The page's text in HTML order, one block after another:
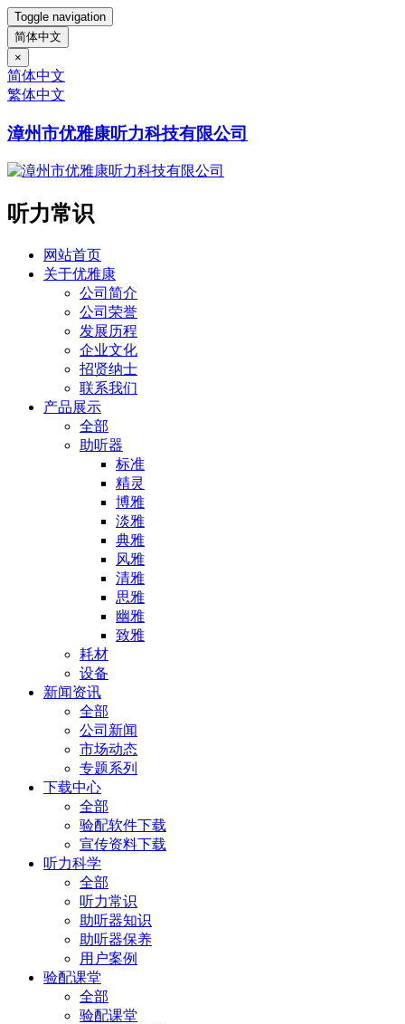
Toggle navigation
简体中文
×
简体中文
繁体中文
漳州市优雅康听力科技有限公司
听力常识
网站首页
关于优雅康
公司简介
公司荣誉
发展历程
企业文化
招贤纳士
联系我们
产品展示
全部
助听器
标准
精灵
博雅
淡雅
典雅
风雅
清雅
思雅
幽雅
致雅
耗材
设备
新闻资讯
全部
公司新闻
市场动态
专题系列
下载中心
全部
验配软件下载
宣传资料下载
听力科学
全部
听力常识
助听器知识
助听器保养
用户案例
验配课堂
全部
验配课堂